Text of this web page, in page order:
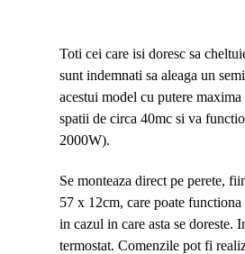
Toti cei care isi doresc sa
sunt indemnati sa aleaga un
acestui model cu putere
spatii de circa 40mc si va
2000W).
Se monteaza direct pe perete,
57 x 12cm, care poate
in cazul in care asta se doreste.
termostat. Comenzile pot fi